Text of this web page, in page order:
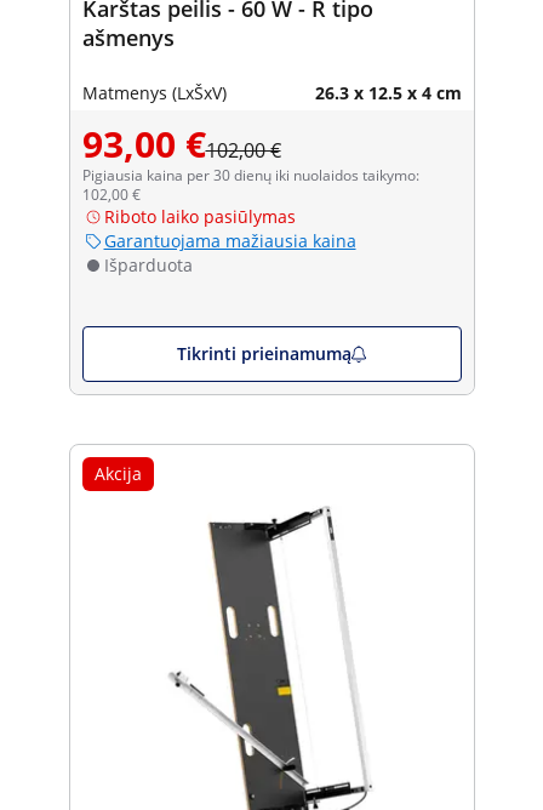
Karštas peilis - 60 W - R tipo
ašmenys
Matmenys (LxŠxV) 26.3 x 12.5 x 4 cm
93,00 €102,00 €
Pigiausia kaina per 30 dienų iki nuolaidos taikymo:
102,00 €
Riboto laiko pasiūlymas
Garantuojama mažiausia kaina
Išparduota
Tikrinti prieinamumą
Akcija